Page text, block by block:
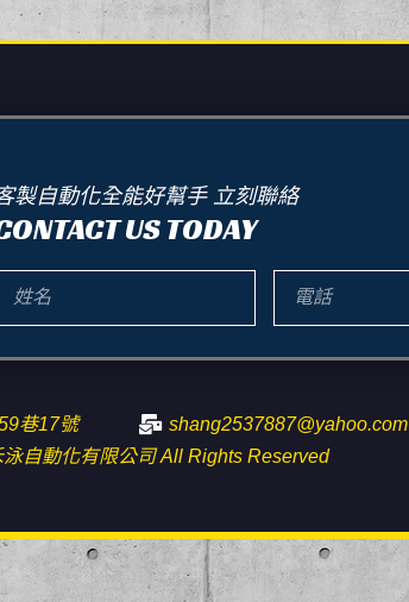
製自動化全能好幫手 立刻聯絡
US TODAY
巷17號 shang2537887@yahoo.com
自動化有限公司 All Rights Reserved